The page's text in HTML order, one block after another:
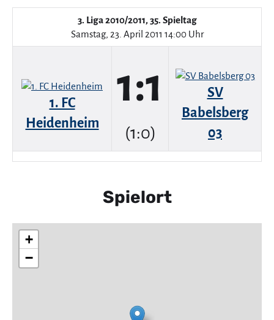
3. Liga 2010/2011, 35. Spieltag
Samstag, 23. April 2011 14:00 Uhr
1. FC
Heidenheim
1:1
(1:0)
SV
Babelsberg
03
Spielort
+
−